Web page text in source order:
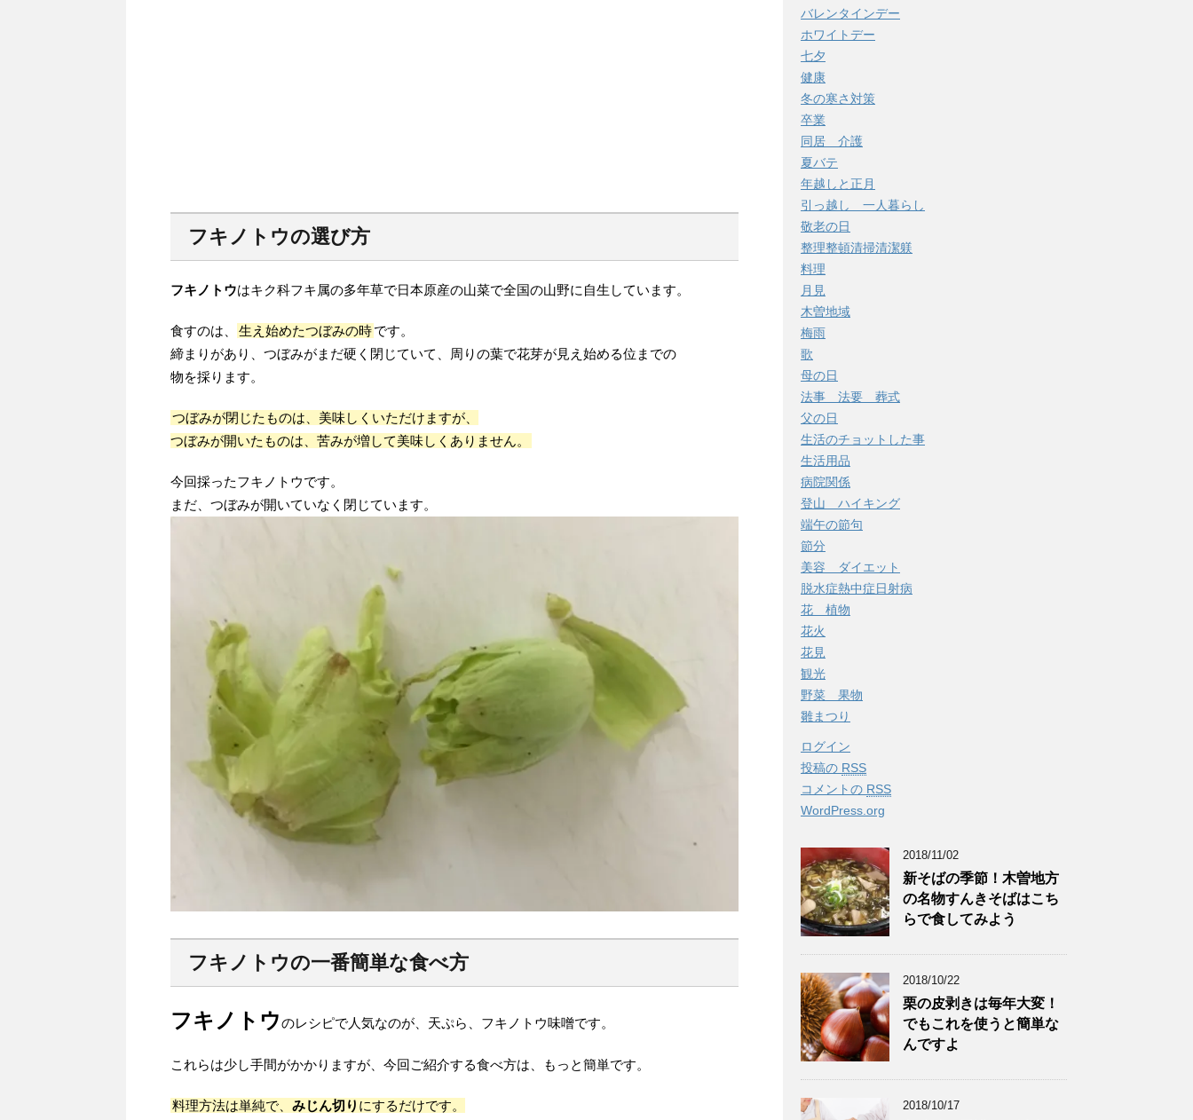
フキノトウの選び方
フキノトウはキク科フキ属の多年草で日本原産の山菜で全国の山野に自生しています。
食すのは、 生え始めたつぼみの時です。
締まりがあり、つぼみがまだ硬く閉じていて、周りの葉で花芽が見え始める位までの
物を採ります。
つぼみが閉じたものは、美味しくいただけますが、
つぼみが開いたものは、苦みが増して美味しくありません。
今回採ったフキノトウです。
まだ、つぼみが開いていなく閉じています。
フキノトウの一番簡単な食べ方
フキノトウのレシピで人気なのが、天ぷら、フキノトウ味噌です。
これらは少し手間がかかりますが、今回ご紹介する食べ方は、もっと簡単です。
料理方法は単純で、 みじん切り にするだけです。
バレンタインデー
ホワイトデー
七夕
健康
冬の寒さ対策
卒業
同居 介護
夏バテ
年越しと正月
引っ越し 一人暮らし
敬老の日
整理整頓清掃清潔躾
料理
月見
木曽地域
梅雨
歌
母の日
法事 法要 葬式
父の日
生活のチョットした事
生活用品
病院関係
登山 ハイキング
端午の節句
節分
美容 ダイエット
脱水症熱中症日射病
花 植物
花火
花見
観光
野菜 果物
雛まつり
ログイン
投稿の RSS
コメントの RSS
WordPress.org
2018/11/02
新そばの季節！木曽地方
の名物すんきそばはこち
らで食してみよう
2018/10/22
栗の皮剥きは毎年大変！
でもこれを使うと簡単な
んですよ
2018/10/17